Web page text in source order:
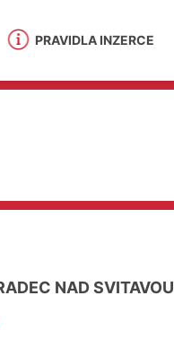
PRAVIDLA INZERCE
NAD SVITAVOU